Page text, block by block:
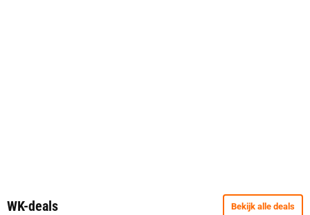
WK-deals Bekijk alle deals